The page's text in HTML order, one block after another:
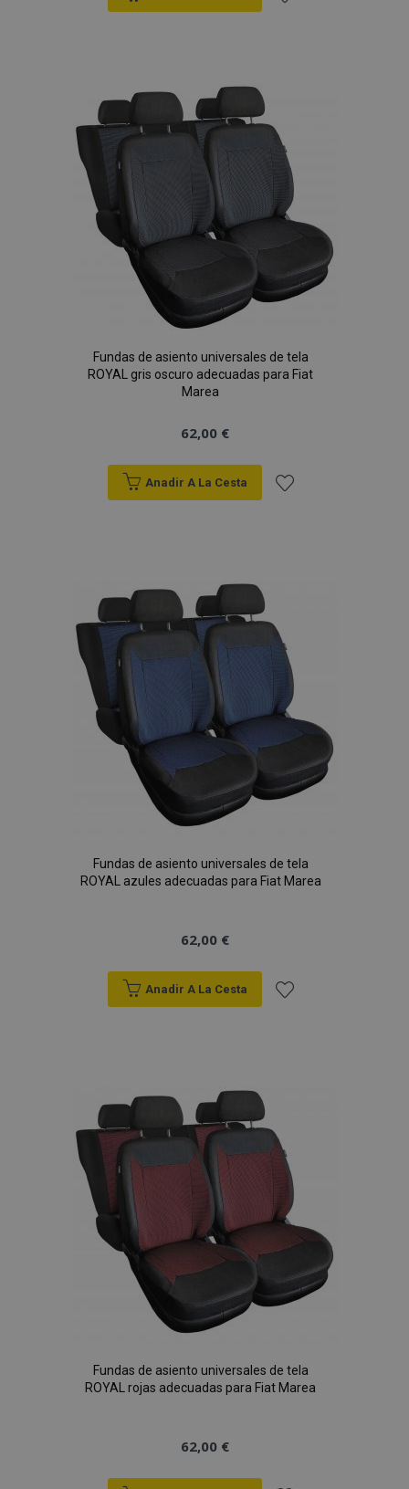
de
Deseos
Fundas de asiento universales de tela
ROYAL gris oscuro adecuadas para Fiat
Marea
62,00 €
Anadir A La Cesta
de
Deseos
Fundas de asiento universales de tela
ROYAL azules adecuadas para Fiat Marea
62,00 €
Anadir A La Cesta
de
Deseos
Fundas de asiento universales de tela
ROYAL rojas adecuadas para Fiat Marea
62,00 €